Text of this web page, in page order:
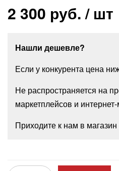
2 300 руб./ шт
Нашли дешевле?
Если у конкурента цена
Не распространяется на
маркетплейсов и
Приходите к нам в магазин